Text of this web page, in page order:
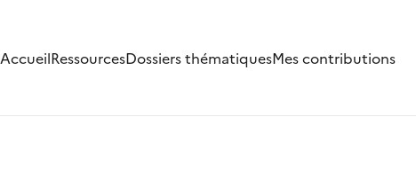
AccueilRessourcesDossiers thématiquesMes contributions